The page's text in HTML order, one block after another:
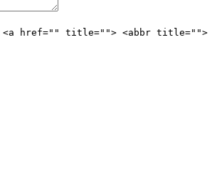
<a href="" title=""> <abbr title="">